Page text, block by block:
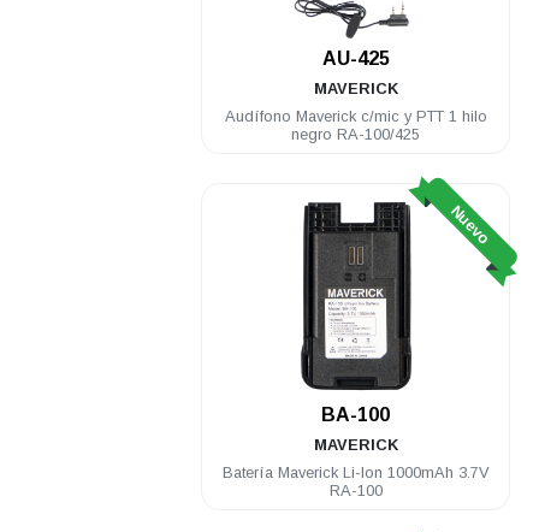
AU-425
MAVERICK
Audífono Maverick c/mic y PTT 1 hilo
negro RA-100/425
Nuevo
BA-100
MAVERICK
Batería Maverick Li-Ion 1000mAh 3.7V
RA-100